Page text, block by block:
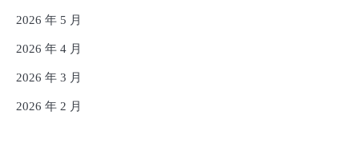
2026 年 5 月
2026 年 4 月
2026 年 3 月
2026 年 2 月